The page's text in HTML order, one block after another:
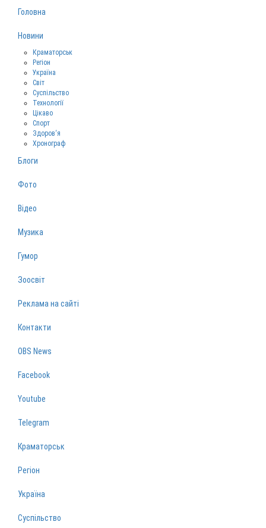
Головна
Новини
Краматорськ
Регіон
Україна
Світ
Суспільство
Технології
Цікаво
Спорт
Здоров‘я
Хронограф
Блоги
Фото
Відео
Музика
Гумор
Зоосвіт
Реклама на сайті
Контакти
OBS News
Facebook
Youtube
Telegram
Краматорськ
Регіон
Україна
Суспільство